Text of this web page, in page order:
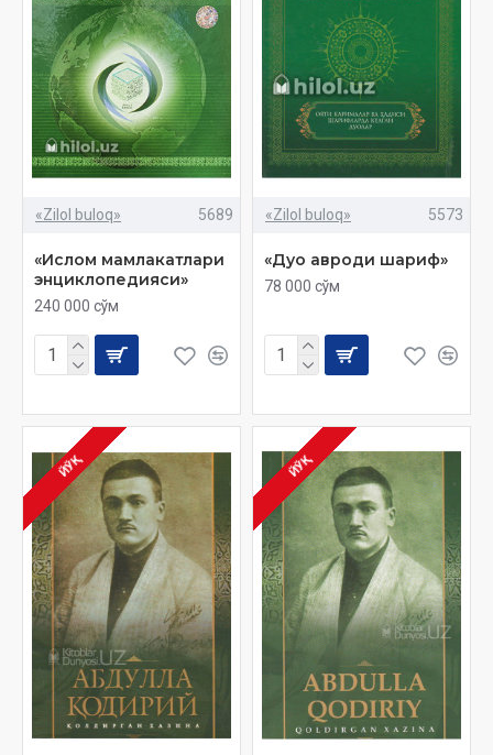
«Zilol buloq» 5689
«Ислом мамлакатлари
энциклопедияси»
240 000 сўм
«Zilol buloq» 5573
«Дуо авроди шариф»
78 000 сўм
ЙЎҚ ЙЎҚ